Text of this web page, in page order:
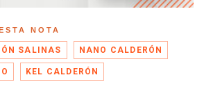
NOTA
SALINAS NANO CALDERÓN
KEL CALDERÓN